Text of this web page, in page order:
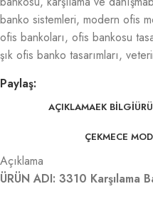
banko sistemleri, modern ofis
ofis bankoları, ofis bankosu
şık ofis banko tasarımları,
Paylaş:
AÇIKLAMAEK BILGI
ÇEKMECE
Açıklama
ÜRÜN ADI: 3310 Karşılama